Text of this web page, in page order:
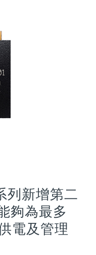
列新增第二
夠為最多
電及管理